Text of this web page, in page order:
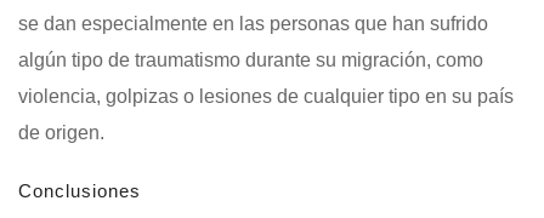
se dan especialmente en las personas que han sufrido
algún tipo de traumatismo durante su migración, como
violencia, golpizas o lesiones de cualquier tipo en su país
de origen.
Conclusiones